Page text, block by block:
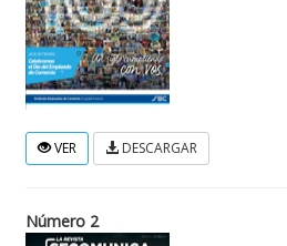
VER DESCARGAR
Número 2